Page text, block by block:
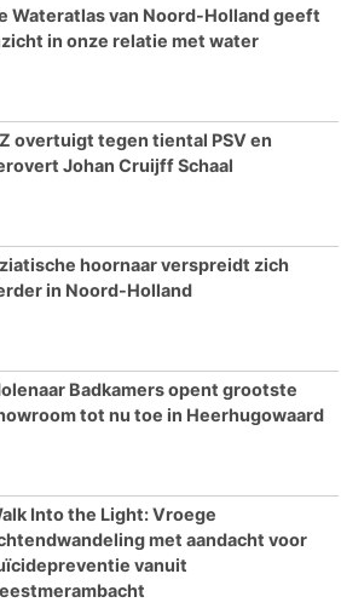
Wateratlas van Noord-Holland geeft
in onze relatie met water
overtuigt tegen tiental PSV en
Johan Cruijff Schaal
hoornaar verspreidt zich
in Noord-Holland
Badkamers opent grootste
tot nu toe in Heerhugowaard
Into the Light: Vroege
met aandacht voor
vanuit